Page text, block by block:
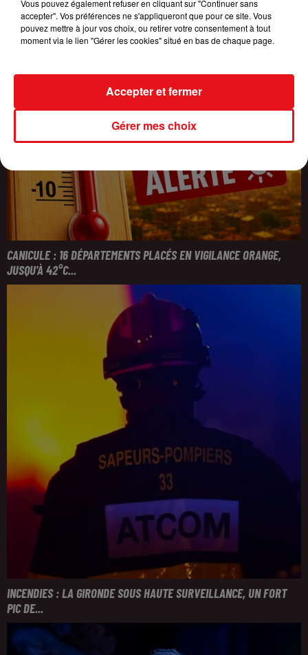
CANICULE : 16 DÉPARTEMENTS PLACÉS EN VIGILANCE ORANGE,
JUSQU'À 42°C...
INCENDIES : LA GIRONDE SOUS HAUTE SURVEILLANCE, UN FORT
PIC DE...
Vous pouvez également refuser en cliquant sur "Continuer sans
accepter". Vos préférences ne s'appliqueront que pour ce site. Vous
pouvez mettre à jour vos choix, ou retirer votre consentement à tout
moment via le lien "Gérer les cookies" situé en bas de chaque page.
Gérer mes choix
Accepter et fermer